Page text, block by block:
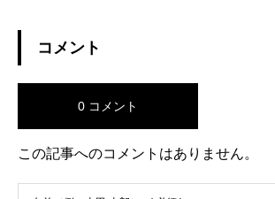
コメント
0 コメント
この記事へのコメントはありません。